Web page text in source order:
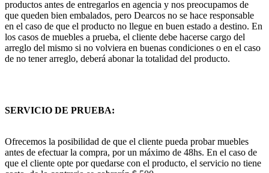
productos antes de entregarlos en agencia y nos preocupamos de
que queden bien embalados, pero Dearcos no se hace responsable
en el caso de que el producto no llegue en buen estado a destino. En
los casos de muebles a prueba, el cliente debe hacerse cargo del
arreglo del mismo si no volviera en buenas condiciones o en el caso
de no tener arreglo, deberá abonar la totalidad del producto.
SERVICIO DE PRUEBA:
Ofrecemos la posibilidad de que el cliente pueda probar muebles
antes de efectuar la compra, por un máximo de 48hs. En el caso de
que el cliente opte por quedarse con el producto, el servicio no tiene